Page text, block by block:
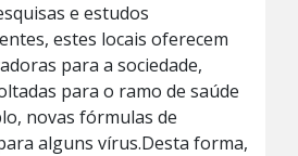
e estudos
estes locais oferecem
para a sociedade,
para o ramo de saúde
novas fórmulas de
alguns vírus.Desta forma,